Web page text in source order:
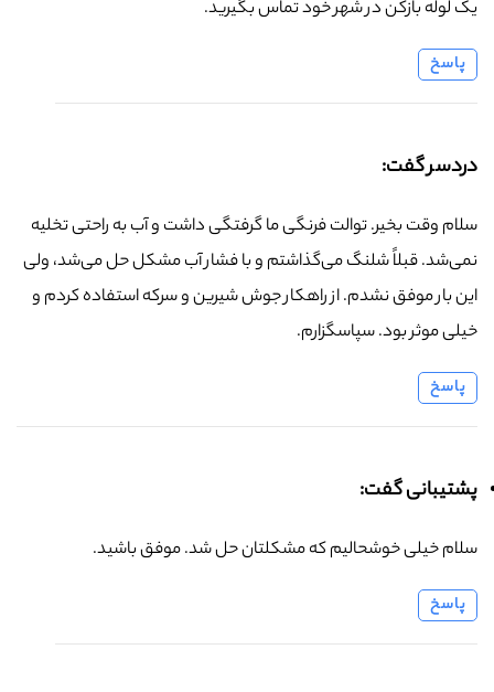
یک لوله بازکن در شهر خود تماس بگیرید.
پاسخ
دردسر گفت:
سلام وقت بخیر. توالت فرنگی ما گرفتگی داشت و آب به راحتی تخلیه
نمی‌شد. قبلاً شلنگ می‌گذاشتم و با فشار آب مشکل حل می‌شد، ولی
این بار موفق نشدم. از راهکار جوش شیرین و سرکه استفاده کردم و
خیلی موثر بود. سپاسگزارم.
پاسخ
پشتیبانی گفت:
سلام خیلی خوشحالیم که مشکلتان حل شد. موفق باشید.
پاسخ